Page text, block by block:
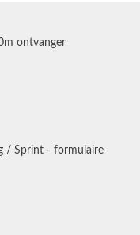
ontvanger
/ Sprint - formulaire